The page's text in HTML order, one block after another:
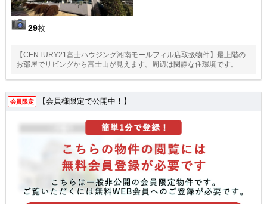
29枚
【CENTURY21富士ハウジング湘南モールフィル店取扱物件】最上階の
お部屋でリビングから富士山が見えます。周辺は閑静な住環境です。
会員限定 【会員様限定で公開中！】